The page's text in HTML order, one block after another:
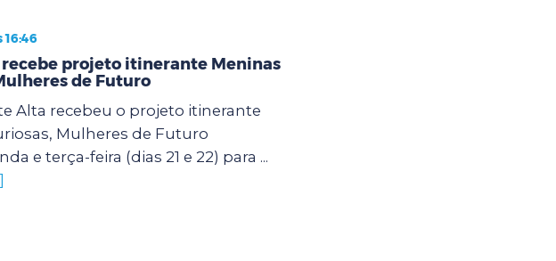
16:46
projeto itinerante Meninas
de Futuro
Alta recebeu o projeto itinerante
Mulheres de Futuro
e terça-feira (dias 21 e 22) para ...